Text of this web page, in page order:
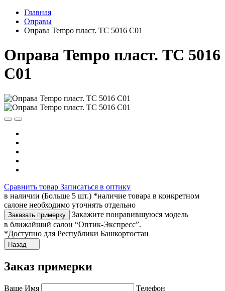
Главная
Оправы
Оправа Tempo пласт. TC 5016 C01
Оправа Tempo пласт. TC 5016
C01
Сравнить товар Записаться в оптику
в наличии (Больше 5 шт.) *наличие товара в конкретном
салоне необходимо уточнять отдельно
Заказать примерку
Закажите понравившуюся модель
в ближайший салон “Оптик-Экспресс”.
*Доступно для Республики Башкортостан
Назад
Заказ примерки
Ваше Имя
Телефон